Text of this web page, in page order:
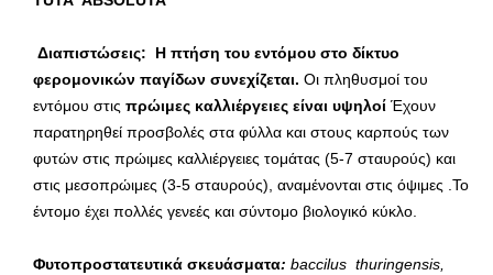
Διαπιστώσεις: H πτήση του εντόμου στο δίκτυο
φερομονικών παγίδων συνεχίζεται. Οι πληθυσμοί του
εντόμου στις πρώιμες καλλιέργειες είναι υψηλοί Έχουν
παρατηρηθεί προσβολές στα φύλλα και στους καρπούς των
φυτών στις πρώιμες καλλιέργειες τομάτας (5-7 σταυρούς) και
στις μεσοπρώιμες (3-5 σταυρούς), αναμένονται στις όψιμες .Το
έντομο έχει πολλές γενεές και σύντομο βιολογικό κύκλο.
Φυτοπροστατευτικά σκευάσματα: baccilus thuringensis,